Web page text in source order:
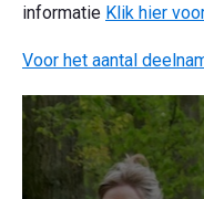
informatie Klik hier
Voor het aantal